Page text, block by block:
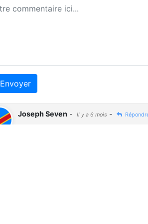
Envoyer
Joseph Seven - Il y a 6 mois -